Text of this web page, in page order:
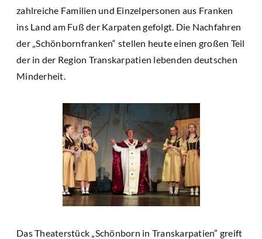
zahlreiche Familien und Einzelpersonen aus Franken
ins Land am Fuß der Karpaten gefolgt. Die Nachfahren
der „Schönbornfranken“ stellen heute einen großen Teil
der in der Region Transkarpatien lebenden deutschen
Minderheit.
Das Theaterstück „Schönborn in Transkarpatien” greift